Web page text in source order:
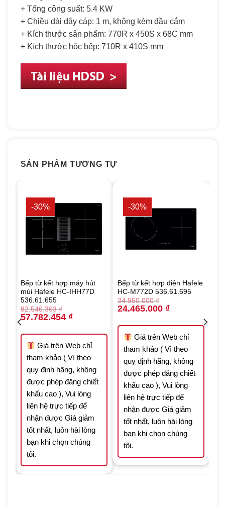
+ Tổng công suất: 5.4 KW
+ Chiều dài dây cáp: 1 m, không kèm đầu cắm
+ Kích thước sản phẩm: 770R x 450S x 68C mm
+ Kích thước hộc bếp: 710R x 410S mm
SẢN PHẨM TƯƠNG TỰ
-30%
Bếp từ kết hợp máy hút
mùi Hafele HC-IHH77D
536.61.655
82.546.363₫
Original
price
82.546.363 ₫.
57.782.454 ₫Current
57.782.454 ₫.
Giá trên Web chỉ
tham khảo ( Vì theo
quy định hãng, không
được phép đăng chiết
khấu cao ), Vui lòng
liên hệ trực tiếp để
nhận được Giá giảm
tốt nhất, luôn hài lòng
bạn khi chọn chúng
tôi.
-30%
Bếp từ kết hợp điện Hafele
HC-M772D 536.61.695
34.950.000₫
Original
price
34.950.000 ₫.
24.465.000 ₫Current
24.465.000 ₫.
Giá trên Web chỉ
tham khảo ( Vì theo
quy định hãng, không
được phép đăng chiết
khấu cao ), Vui lòng
liên hệ trực tiếp để
nhận được Giá giảm
tốt nhất, luôn hài lòng
bạn khi chọn chúng
tôi.